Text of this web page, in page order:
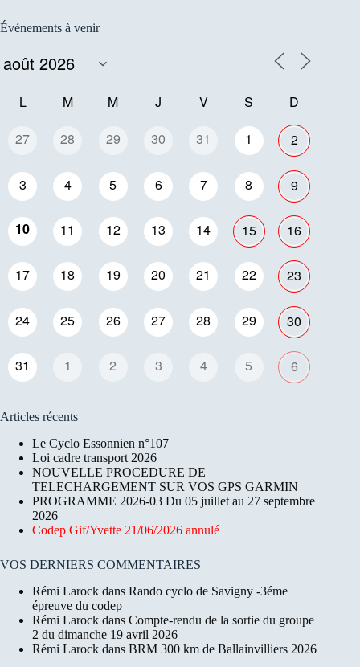
Événements à venir
L M M J V S D
27 28 29 30 31 1 2
3 4 5 6 7 8 9
10 11 12 13 14 15 16
17 18 19 20 21 22 23
24 25 26 27 28 29 30
31 1 2 3 4 5 6
Articles récents
Le Cyclo Essonnien n°107
Loi cadre transport 2026
NOUVELLE PROCEDURE DE
TELECHARGEMENT SUR VOS GPS GARMIN
PROGRAMME 2026-03 Du 05 juillet au 27 septembre
2026
Codep Gif/Yvette 21/06/2026 annulé
VOS DERNIERS COMMENTAIRES
Rémi Larock dans Rando cyclo de Savigny -3éme
épreuve du codep
Rémi Larock dans Compte-rendu de la sortie du groupe
2 du dimanche 19 avril 2026
Rémi Larock dans BRM 300 km de Ballainvilliers 2026